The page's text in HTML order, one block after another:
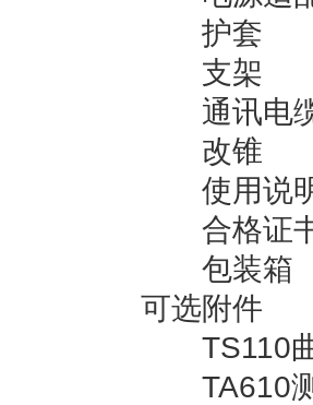
护套
支架
通讯电
改锥
使用说
合格证
包装箱
可选附件
TS110曲
TA610测